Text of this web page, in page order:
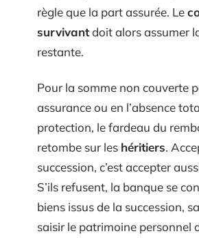
règle que la part assurée. Le
survivantdoit alors assumer
restante.
Pour la somme non couverte
assurance ou en l’absence
protection, le fardeau du
retombe sur les héritiers.
succession, c’est accepter
S’ils refusent, la banque se
biens issus de la succession,
saisir le patrimoine personnel